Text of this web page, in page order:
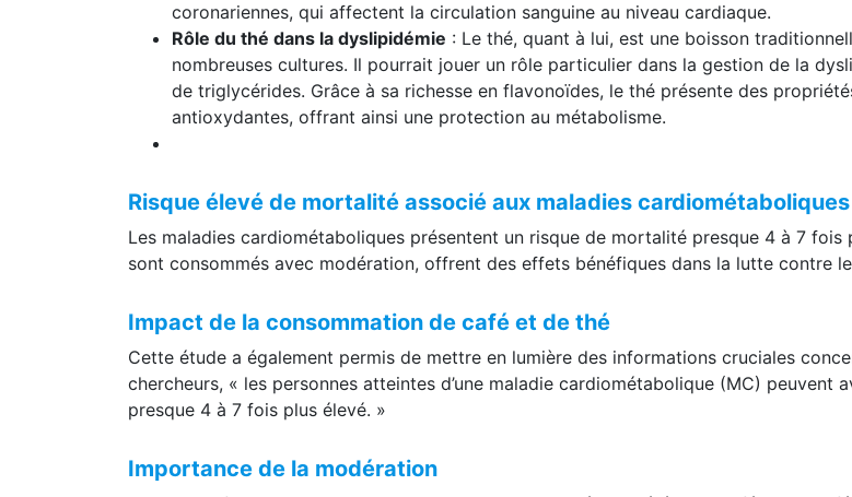
coronariennes, qui affectent la circulation sanguine au niveau cardiaque.
Rôle du thé dans la dyslipidémie : Le thé, quant à lui, est une boisson
nombreuses cultures. Il pourrait jouer un rôle particulier dans la gestion de la
de triglycérides. Grâce à sa richesse en flavonoïdes, le thé présente des
antioxydantes, offrant ainsi une protection au métabolisme.
Risque élevé de mortalité associé aux maladies cardiométaboliques
Les maladies cardiométaboliques présentent un risque de mortalité presque 4 à 7
sont consommés avec modération, offrent des effets bénéfiques dans la lutte contre
Impact de la consommation de café et de thé
Cette étude a également permis de mettre en lumière des informations cruciales
chercheurs, « les personnes atteintes d’une maladie cardiométabolique (MC)
presque 4 à 7 fois plus élevé. »
Importance de la modération